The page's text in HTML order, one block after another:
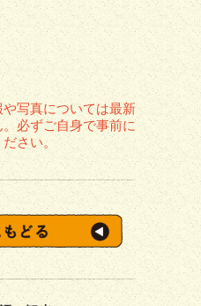
写真については最新
必ずご自身で事前に
さい。